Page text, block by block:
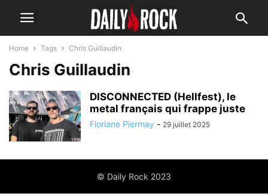
Home Tags Chris Guillaudin
Chris Guillaudin
DISCONNECTED (Hellfest), le
metal français qui frappe juste
Floriane Piermay - 29 juillet 2025
© Daily Rock 2023